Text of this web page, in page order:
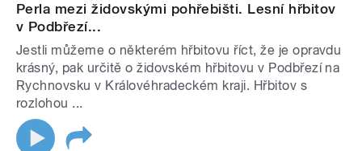
Perla mezi židovskými pohřebišti. Lesní hřbitov
v Podbřezí...
Jestli můžeme o některém hřbitovu říct, že je opravdu
krásný, pak určitě o židovském hřbitovu v Podbřezí na
Rychnovsku v Královéhradeckém kraji. Hřbitov s
rozlohou ...